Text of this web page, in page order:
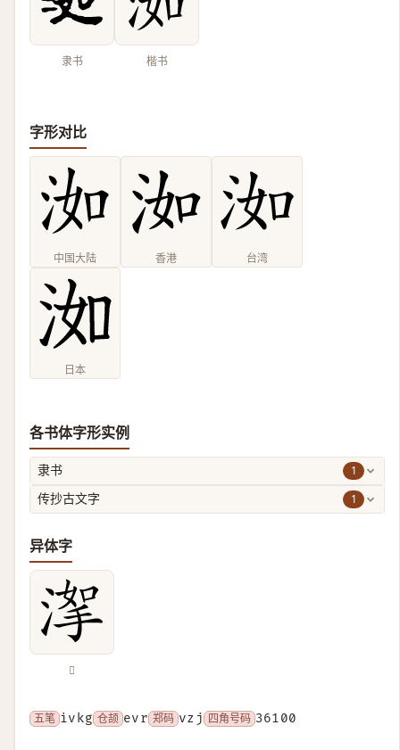
隶书 楷书
字形对比
中国大陆 香港 台湾
日本
各书体字形实例
隶书 1
传抄古文字 1
异体字
𣹤
五笔 ivkg 仓颉 evr 郑码 vzj 四角号码 36100